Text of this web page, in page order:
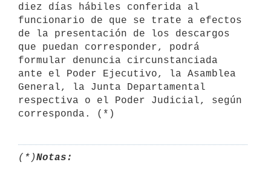
diez días hábiles conferida al
funcionario de que se trate a efectos
de la presentación de los descargos
que puedan corresponder, podrá
formular denuncia circunstanciada
ante el Poder Ejecutivo, la Asamblea
General, la Junta Departamental
respectiva o el Poder Judicial, según
(*)Notas: